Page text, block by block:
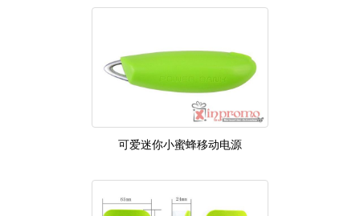
可爱迷你小蜜蜂移动电源